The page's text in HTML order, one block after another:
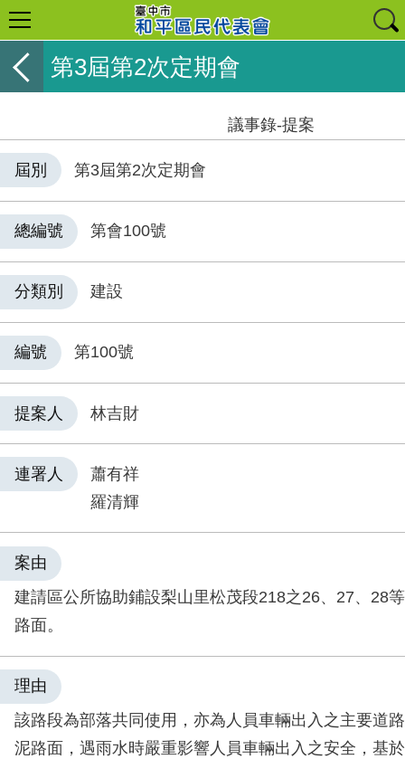
第3屆第2次定期會
議事錄-提案
屆別 第3屆第2次定期會
總編號 第會100號
分類別 建設
編號 第100號
提案人 林吉財
連署人
蕭有祥
羅清輝
案由
建請區公所協助鋪設梨山里松茂段218之26、27、28
路面。
理由
該路段為部落共同使用，亦為人員車輛出入之主要道
泥路面，遇雨水時嚴重影響人員車輛出入之安全，基